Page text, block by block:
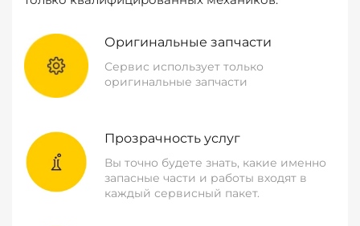
Оригинальные запчасти
Сервис использует только
оригинальные запчасти
Прозрачность услуг
Вы точно будете знать, какие именно
запасные части и работы входят в
каждый сервисный пакет.